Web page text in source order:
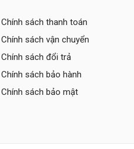
Chính sách thanh toán
Chính sách vận chuyển
Chính sách đổi trả
Chính sách bảo hành
Chính sách bảo mật